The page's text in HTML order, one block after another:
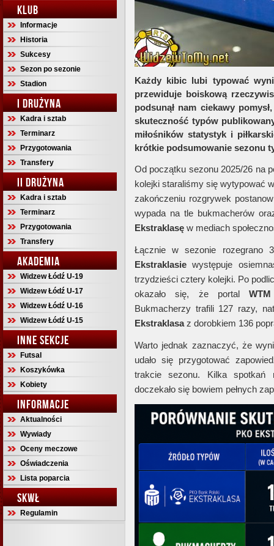
KLUB
Informacje
Historia
Sukcesy
Sezon po sezonie
Stadion
I DRUŻYNA
Kadra i sztab
Terminarz
Przygotowania
Transfery
II DRUŻYNA
Kadra i sztab
Terminarz
Przygotowania
Transfery
AKADEMIA
Widzew Łódź U-19
Widzew Łódź U-17
Widzew Łódź U-16
Widzew Łódź U-15
INNE SEKCJE
Futsal
Koszykówka
Kobiety
INFORMACJE
Aktualności
Wywiady
Oceny meczowe
Oświadczenia
Lista poparcia
SKWŁ
Regulamin
Każdy kibic lubi typować
przewiduje boiskową
podsunął nam ciekawy
skuteczność typów
miłośników statystyk i
krótkie podsumowanie sezonu
Od początku sezonu 2025/26 na
kolejki staraliśmy się wytypować
zakończeniu rozgrywek
wypada na tle bukmacherów
Ekstraklasę w mediach
Łącznie w sezonie
Ekstraklasie występuje
trzydzieści cztery kolejki. Po
okazało się, że portalWTM
Bukmacherzy trafili 127 razy,
Ekstraklasaz dorobkiem 136
Warto jednak zaznaczyć, że
udało się przygotować
trakcie sezonu. Kilka spotkań
doczekało się bowiem pełnych